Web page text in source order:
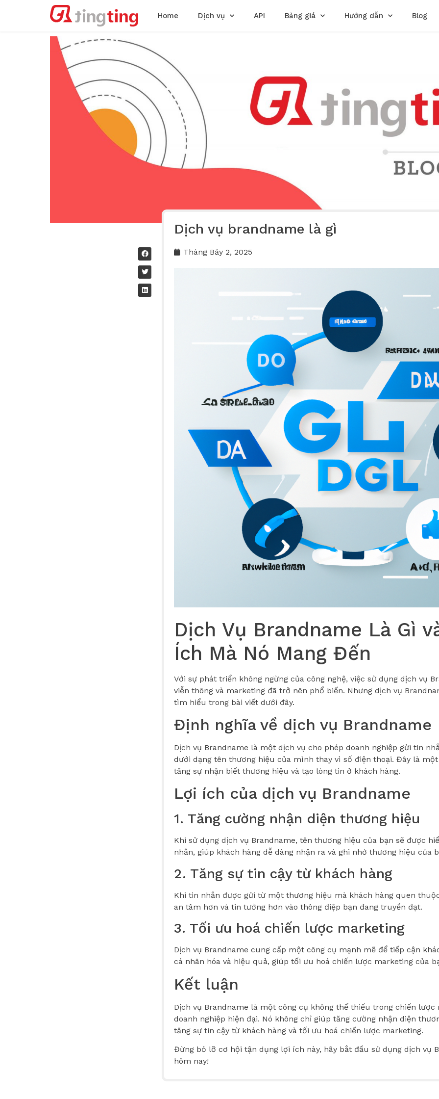
Home Dịch vụ API Bảng giá Hướng dẫn Blog
Dịch vụ brandname là gì
Tháng Bảy 2, 2025
Dịch Vụ Brandname Là Gì
Ích Mà Nó Mang Đến
Với sự phát triển không ngừng của công nghệ, việc sử dụng dịch vụ
viễn thông và marketing đã trở nên phổ biến. Nhưng dịch vụ
tìm hiểu trong bài viết dưới đây.
Định nghĩa về dịch vụ Brandname
Dịch vụ Brandname là một dịch vụ cho phép doanh nghiệp gửi tin
dưới dạng tên thương hiệu của mình thay vì số điện thoại. Đây là
tăng sự nhận biết thương hiệu và tạo lòng tin ở khách hàng.
Lợi ích của dịch vụ Brandname
1. Tăng cường nhận diện thương hiệu
Khi sử dụng dịch vụ Brandname, tên thương hiệu của bạn sẽ được
nhắn, giúp khách hàng dễ dàng nhận ra và ghi nhớ thương hiệu của
2. Tăng sự tin cậy từ khách hàng
Khi tin nhắn được gửi từ một thương hiệu mà khách hàng quen
an tâm hơn và tin tưởng hơn vào thông điệp bạn đang truyền đạt.
3. Tối ưu hoá chiến lược marketing
Dịch vụ Brandname cung cấp một công cụ mạnh mẽ để tiếp cận
cá nhân hóa và hiệu quả, giúp tối ưu hoá chiến lược marketing của
Kết luận
Dịch vụ Brandname là một công cụ không thể thiếu trong chiến lược
doanh nghiệp hiện đại. Nó không chỉ giúp tăng cường nhận diện
tăng sự tin cậy từ khách hàng và tối ưu hoá chiến lược marketing.
Đừng bỏ lỡ cơ hội tận dụng lợi ích này, hãy bắt đầu sử dụng dịch vụ
hôm nay!